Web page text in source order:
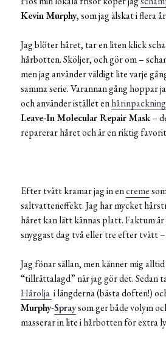
Kevin Murphy, som jag älskat i flera
Jag blöter håret, tar en liten klick
hårbotten. Sköljer, och gör om –
men jag använder väldigt lite varje
samma serie. Varannan gång hoppar
och använder istället enhårinpackning
Leave-In Molecular Repair Mask–
reparerar håret och är en riktig
Efter tvätt kramar jag in encreme
saltvatteneffekt. Jag har mycket
håret kan lätt kännas platt. Faktum
snyggast dag två eller tre efter tvätt
Jag fönar sällan, men känner mig
“tillrättalagd” när jag gör det. Sedan
Hårolja i längderna (bästa doften!)
Murphy-Spraysom ger både volym
masserar in lite i hårbotten för extra